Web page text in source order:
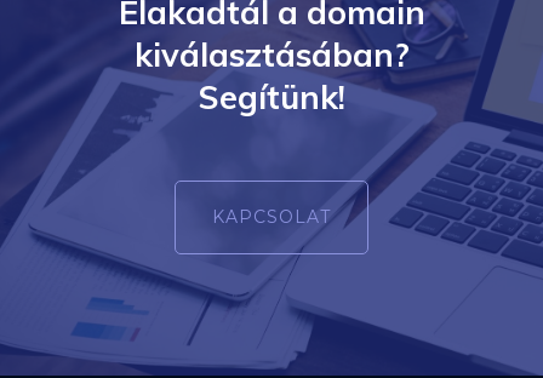
Elakadtál a domain
kiválasztásában?
Segítünk!
KAPCSOLAT